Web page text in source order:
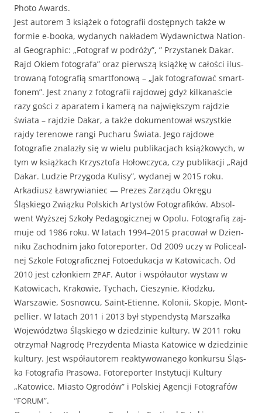
Pho­to Awards.
Jest autorem 3 książek o fotografii dostęp­nych także w
formie e‑booka, wydanych nakła­dem Wydawnict­wa Nation­
al Geo­graph­ic: „Fotograf w podróży”, ” Przys­tanek Dakar.
Rajd Okiem fotografa” oraz pier­wszą książkę w całoś­ci ilus­
trowaną fotografią smart­fonową – „Jak fotografować smart­
fonem”. Jest znany z fotografii raj­dowej gdyż kilka­naś­cie
razy goś­ci z aparatem i kamerą na najwięk­szym rajdzie
świa­ta – rajdzie Dakar, a także doku­men­tował wszys­tkie
rajdy terenowe ran­gi Pucharu Świa­ta. Jego raj­dowe
fotografie znalazły się w wielu pub­likac­jach książkowych, w
tym w książkach Krzyszto­fa Hołow­czy­ca, czy pub­likacji „Rajd
Dakar. Ludzie Przy­go­da Kulisy”, wydanej w 2015 roku.
Arka­diusz Ławry­wian­iec — Prezes Zarzą­du Okręgu
Śląskiego Związku Pol­s­kich Artys­tów Fotografików. Absol­
went Wyższej Szkoły Ped­a­gog­icznej w Opolu. Fotografią zaj­
mu­je od 1986 roku. W lat­ach 1994–2015 pra­cow­ał w Dzi­en­
niku Zachod­nim jako fotore­porter. Od 2009 uczy w Policeal­
nej Szkole Fotograficznej Fotoe­dukac­ja w Katow­icach. Od
2010 jest członkiem ZPAF. Autor i współau­tor wys­taw w
Katow­icach, Krakowie, Tychach, Cieszynie, Kłodzku,
Warsza­w­ie, Sos­now­cu, Saint-Eti­enne, Kolonii, Skop­je, Mont­
pel­li­er. W lat­ach 2011 i 2013 był stype­ndys­tą Marsza­ł­ka
Wojew­ództ­wa Śląskiego w dziedzinie kul­tu­ry. W 2011 roku
otrzy­mał Nagrodę Prezy­den­ta Mias­ta Katow­ice w dziedzinie
kul­tu­ry. Jest współau­torem reak­ty­wowanego konkur­su Śląs­
ka Fotografia Pra­sowa. Fotore­porter Insty­tucji Kul­tu­ry
„Katow­ice. Mias­to Ogrodów” i Pol­skiej Agencji Fotografów
“FORUM”.